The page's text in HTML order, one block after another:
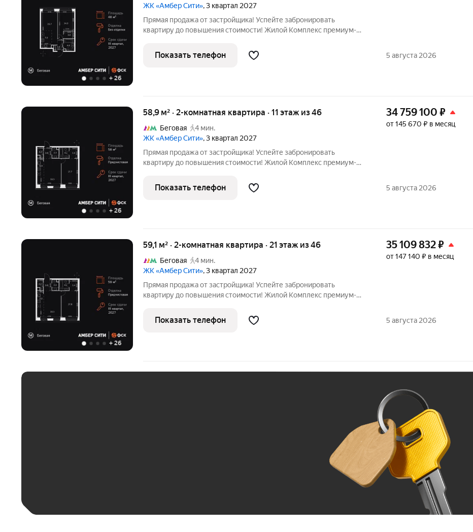
+ 26
ЖК «Амбер Сити», 3 квартал 2027
Прямая продажа от застройщика! Успейте забронировать
квартиру до повышения стоимости! Жилой Комплекс премиум-
кв.м. на 39-м этаже 46 этажного здания. Без отделки. - Мастер-
зона с
Показать телефон 5 августа 2026
+ 26
58,9 м² · 2-комнатная квартира · 11 этаж из 46
Беговая
4 мин.
ЖК «Амбер Сити», 3 квартал 2027
Прямая продажа от застройщика! Успейте забронировать
квартиру до повышения стоимости! Жилой Комплекс премиум-
кв.м. на 11-м этаже 46 этажного здания. Предчистовая отделка. -
Мастер-зона с
34 759 100 ₽
от 145 670 ₽ в месяц
Показать телефон 5 августа 2026
+ 26
59,1 м² · 2-комнатная квартира · 21 этаж из 46
Беговая
4 мин.
ЖК «Амбер Сити», 3 квартал 2027
Прямая продажа от застройщика! Успейте забронировать
квартиру до повышения стоимости! Жилой Комплекс премиум-
кв.м. на 21-м этаже 46 этажного здания. Предчистовая отделка. -
Мастер-зона с
35 109 832₽
от 147 140 ₽ в месяц
Показать телефон 5 августа 2026